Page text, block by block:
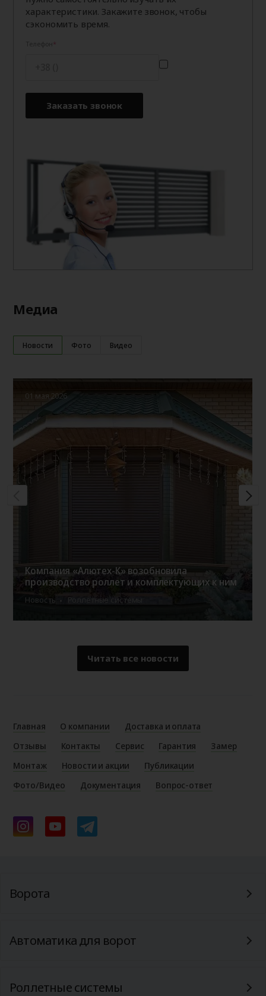
характеристики. Закажите звонок, чтобы
сэкономить время.
Заказать звонок
Медиа
Новости Фото Видео
01 мая 2026
Компания «Алютех-К» возобновила
производство роллет и комплектующих к ним
Новость Роллетные системы
Читать все новости
Главная О компании
Доставка и оплата
Отзывы
Контакты Сервис Гарантия
Замер
Монтаж
Новости и акции
Публикации
Фото/Видео
Документация Вопрос-ответ
Ворота
Автоматика для ворот
Роллетные системы